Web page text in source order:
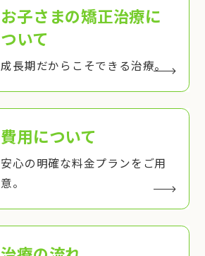
お子さまの矯正治療に
ついて
成長期だからこそできる治療。
費用について
安心の明確な料金プランをご用
意。